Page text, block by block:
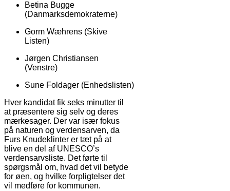
Betina Bugge
(Danmarksdemokraterne)
Gorm Wæhrens (Skive
Listen)
Jørgen Christiansen
(Venstre)
Sune Foldager (Enhedslisten)
Hver kandidat fik seks minutter til
at præsentere sig selv og deres
mærkesager. Der var især fokus
på naturen og verdensarven, da
Furs Knudeklinter er tæt på at
blive en del af UNESCO’s
verdensarvsliste. Det førte til
spørgsmål om, hvad det vil betyde
for øen, og hvilke forpligtelser det
vil medføre for kommunen.